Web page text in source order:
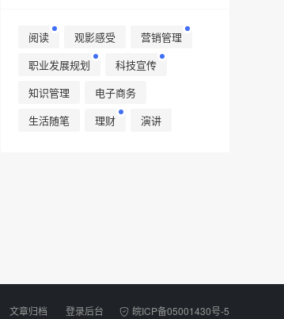
阅读 观影感受
营销管理
职业发展规划
科技宣传
知识管理
电子商务
生活随笔
理财 演讲
文章归档 登录后台 皖ICP备05001430号-5